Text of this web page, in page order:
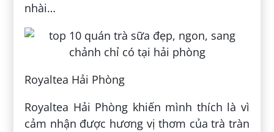
nhài…
Royaltea Hải Phòng
Royaltea Hải Phòng khiến mình thích là vì
cảm nhận được hương vị thơm của trà tràn